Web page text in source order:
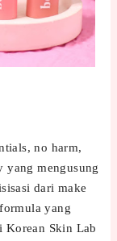
no harm,
yang mengusung
dari make
yang
Korean Skin Lab